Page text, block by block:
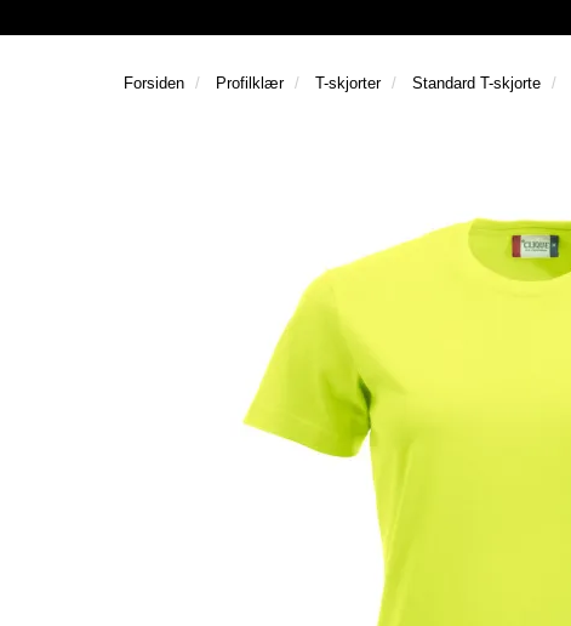
Forsiden Profilklær T-skjorter Standard T-skjorte